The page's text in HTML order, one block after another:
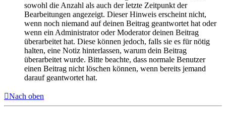
sowohl die Anzahl als auch der letzte Zeitpunkt der
Bearbeitungen angezeigt. Dieser Hinweis erscheint nicht,
wenn noch niemand auf deinen Beitrag geantwortet hat oder
wenn ein Administrator oder Moderator deinen Beitrag
überarbeitet hat. Diese können jedoch, falls sie es für nötig
halten, eine Notiz hinterlassen, warum dein Beitrag
überarbeitet wurde. Bitte beachte, dass normale Benutzer
einen Beitrag nicht löschen können, wenn bereits jemand
darauf geantwortet hat.
Nach oben